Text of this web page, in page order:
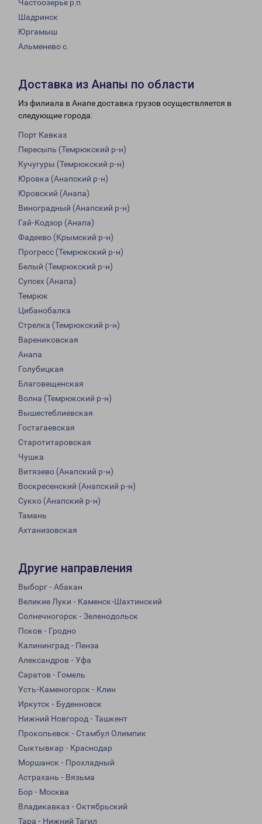
Частоозерье р.п.
Шадринск
Юргамыш
Альменево с.
Доставка из Анапы по области
Из филиала в Анапе доставка грузов осуществляется в
следующие города:
Порт Кавказ
Пересыпь (Темрюкский р-н)
Кучугуры (Темрюкский р-н)
Юровка (Анапский р-н)
Юровский (Анапа)
Виноградный (Анапский р-н)
Гай-Кодзор (Анапа)
Фадеево (Крымский р-н)
Прогресс (Темрюкский р-н)
Белый (Темрюкский р-н)
Супсех (Анапа)
Темрюк
Цибанобалка
Стрелка (Темрюкский р-н)
Варениковская
Анапа
Голубицкая
Благовещенская
Волна (Темрюкский р-н)
Вышестеблиевская
Гостагаевская
Старотитаровская
Чушка
Витязево (Анапский р-н)
Воскресенский (Анапский р-н)
Сукко (Анапский р-н)
Тамань
Ахтанизовская
Другие направления
Выборг - Абакан
Великие Луки - Каменск-Шахтинский
Солнечногорск - Зеленодольск
Псков - Гродно
Калининград - Пенза
Александров - Уфа
Саратов - Гомель
Усть-Каменогорск - Клин
Иркутск - Буденновск
Нижний Новгород - Ташкент
Прокопьевск - Стамбул Олимпик
Сыктывкар - Краснодар
Моршанск - Прохладный
Астрахань - Вязьма
Бор - Москва
Владикавказ - Октябрьский
Тара - Нижний Тагил